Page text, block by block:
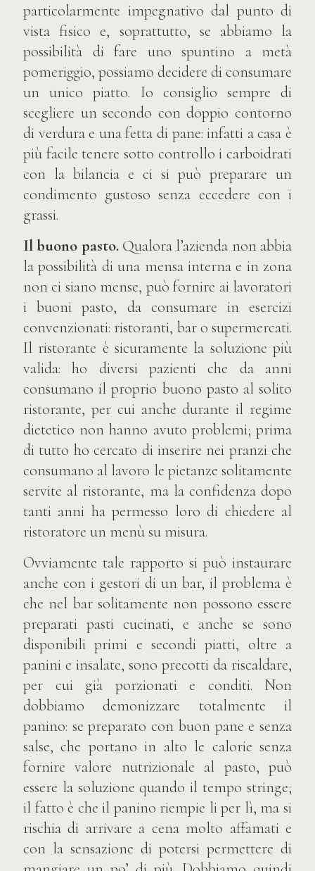
particolarmente impegnativo dal punto di
vista fisico e, soprattutto, se abbiamo la
possibilità di fare uno spuntino a metà
pomeriggio, possiamo decidere di consumare
un unico piatto. Io consiglio sempre di
scegliere un secondo con doppio contorno
di verdura e una fetta di pane: infatti a casa è
più facile tenere sotto controllo i carboidrati
con la bilancia e ci si può preparare un
condimento gustoso senza eccedere con i
grassi.
Il buono pasto.Qualora l’azienda non abbia
la possibilità di una mensa interna e in zona
non ci siano mense, può fornire ai lavoratori
i buoni pasto, da consumare in esercizi
convenzionati: ristoranti, bar o supermercati.
Il ristorante è sicuramente la soluzione più
valida: ho diversi pazienti che da anni
consumano il proprio buono pasto al solito
ristorante, per cui anche durante il regime
dietetico non hanno avuto problemi; prima
di tutto ho cercato di inserire nei pranzi che
consumano al lavoro le pietanze solitamente
servite al ristorante, ma la confidenza dopo
tanti anni ha permesso loro di chiedere al
ristoratore un menù su misura.
Ovviamente tale rapporto si può instaurare
anche con i gestori di un bar, il problema è
che nel bar solitamente non possono essere
preparati pasti cucinati, e anche se sono
disponibili primi e secondi piatti, oltre a
panini e insalate, sono precotti da riscaldare,
per cui già porzionati e conditi. Non
dobbiamo demonizzare totalmente il
panino: se preparato con buon pane e senza
salse, che portano in alto le calorie senza
fornire valore nutrizionale al pasto, può
essere la soluzione quando il tempo stringe;
il fatto è che il panino riempie li per lì, ma si
rischia di arrivare a cena molto affamati e
con la sensazione di potersi permettere di